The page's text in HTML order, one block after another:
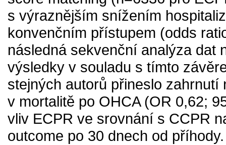
s výraznějším snížením
konvenčním přístupem (odds
následná sekvenční analýza dat
výsledky v souladu s tímto
stejných autorů přineslo
v mortalitě po OHCA (OR 0,62;
vliv ECPR ve srovnání s CCPR
outcome po 30 dnech od příhody.